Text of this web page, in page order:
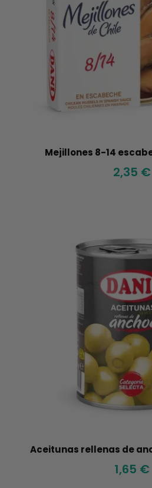
Mejillones 8-14
2,35 €
Aceitunas rellenas de
1,65 €